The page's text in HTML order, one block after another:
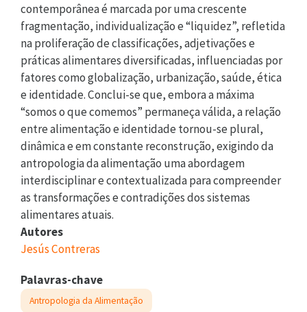
contemporânea é marcada por uma crescente
fragmentação, individualização e “liquidez”, refletida
na proliferação de classificações, adjetivações e
práticas alimentares diversificadas, influenciadas por
fatores como globalização, urbanização, saúde, ética
e identidade. Conclui-se que, embora a máxima
“somos o que comemos” permaneça válida, a relação
entre alimentação e identidade tornou-se plural,
dinâmica e em constante reconstrução, exigindo da
antropologia da alimentação uma abordagem
interdisciplinar e contextualizada para compreender
as transformações e contradições dos sistemas
alimentares atuais.
Autores
Jesús Contreras
Palavras-chave
Antropologia da Alimentação